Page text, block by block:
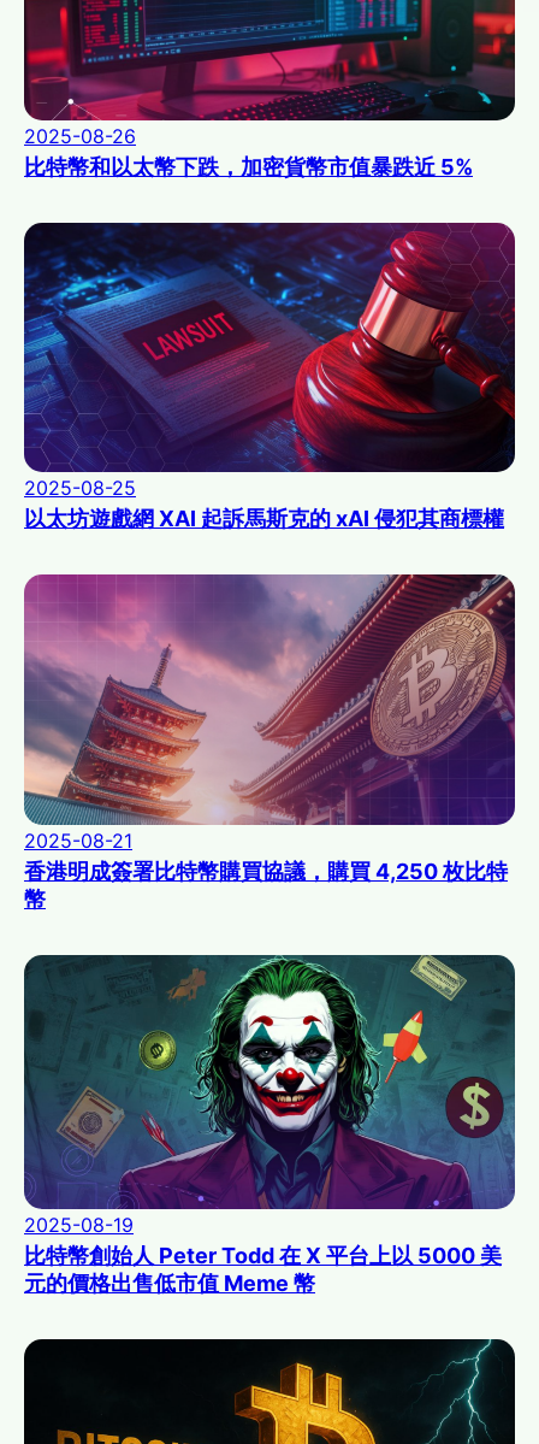
2025-08-26
比特幣和以太幣下跌，加密貨幣市值暴跌近 5%
2025-08-25
以太坊遊戲網 XAI 起訴馬斯克的 xAI 侵犯其商標權
2025-08-21
香港明成簽署比特幣購買協議，購買 4,250 枚比特
幣
2025-08-19
比特幣創始人 Peter Todd 在 X 平台上以 5000 美
元的價格出售低市值 Meme 幣